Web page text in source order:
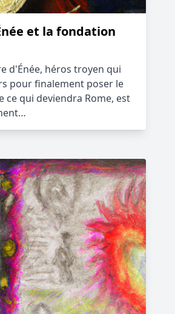
et la fondation
d'Énée, héros troyen qui
pour finalement poser le
ce qui deviendra Rome, est